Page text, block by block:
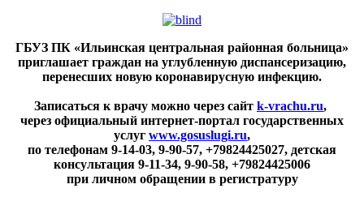
ГБУЗ ПК «Ильинская центральная районная больница»
приглашает граждан на углубленную диспансеризацию,
перенесших новую коронавирусную инфекцию.
Записаться к врачу можно через сайт k-vrachu.ru,
через официальный интернет-портал государственных
услуг www.gosuslugi.ru,
по телефонам 9-14-03, 9-90-57, +79824425027, детская
консультация 9-11-34, 9-90-58, +79824425006
при личном обращении в регистратуру